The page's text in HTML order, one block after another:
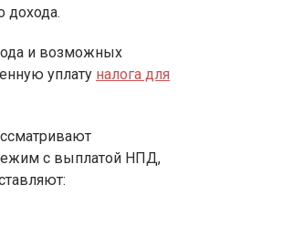
дохода.
и возможных
уплату налога для
с выплатой НПД,